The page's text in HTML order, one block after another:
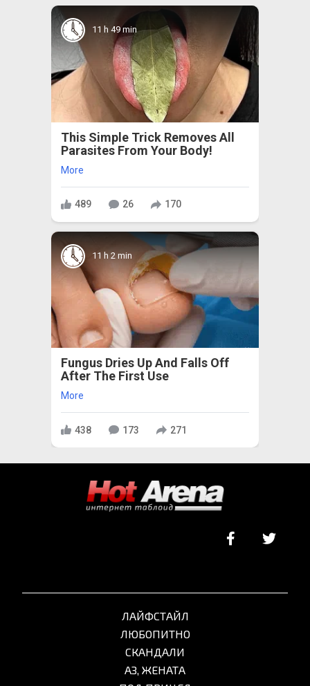
11 h 49 min
This Simple Trick Removes All
Parasites From Your Body!
More
489 26 170
11 h 2 min
Fungus Dries Up And Falls Off
After The First Use
More
438 173 271
ЛАЙФСТАЙЛ
ЛЮБОПИТНО
СКАНДАЛИ
АЗ, ЖЕНАТА